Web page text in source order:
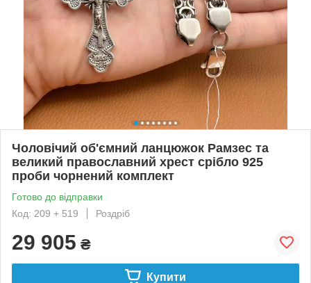
Чоловічий об'ємний ланцюжок Рамзес та
великий православний хрест срібло 925
проби чорнений комплект
Готово до відправки
Код: 209 + 519
Роздріб
29 905 ₴
Купити